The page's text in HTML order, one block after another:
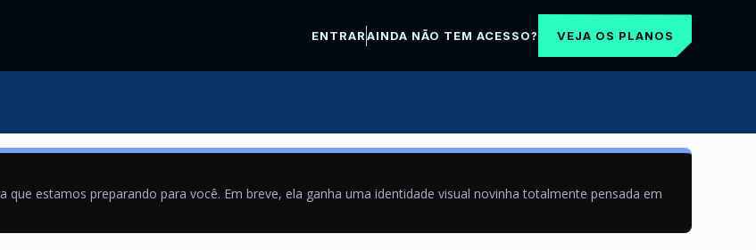
ENTRARAINDA NÃO TEM ACESSO? VEJA OS PLANOS
estamos preparando para você. Em breve, ela ganha uma identidade visual novinha totalmente pensada em